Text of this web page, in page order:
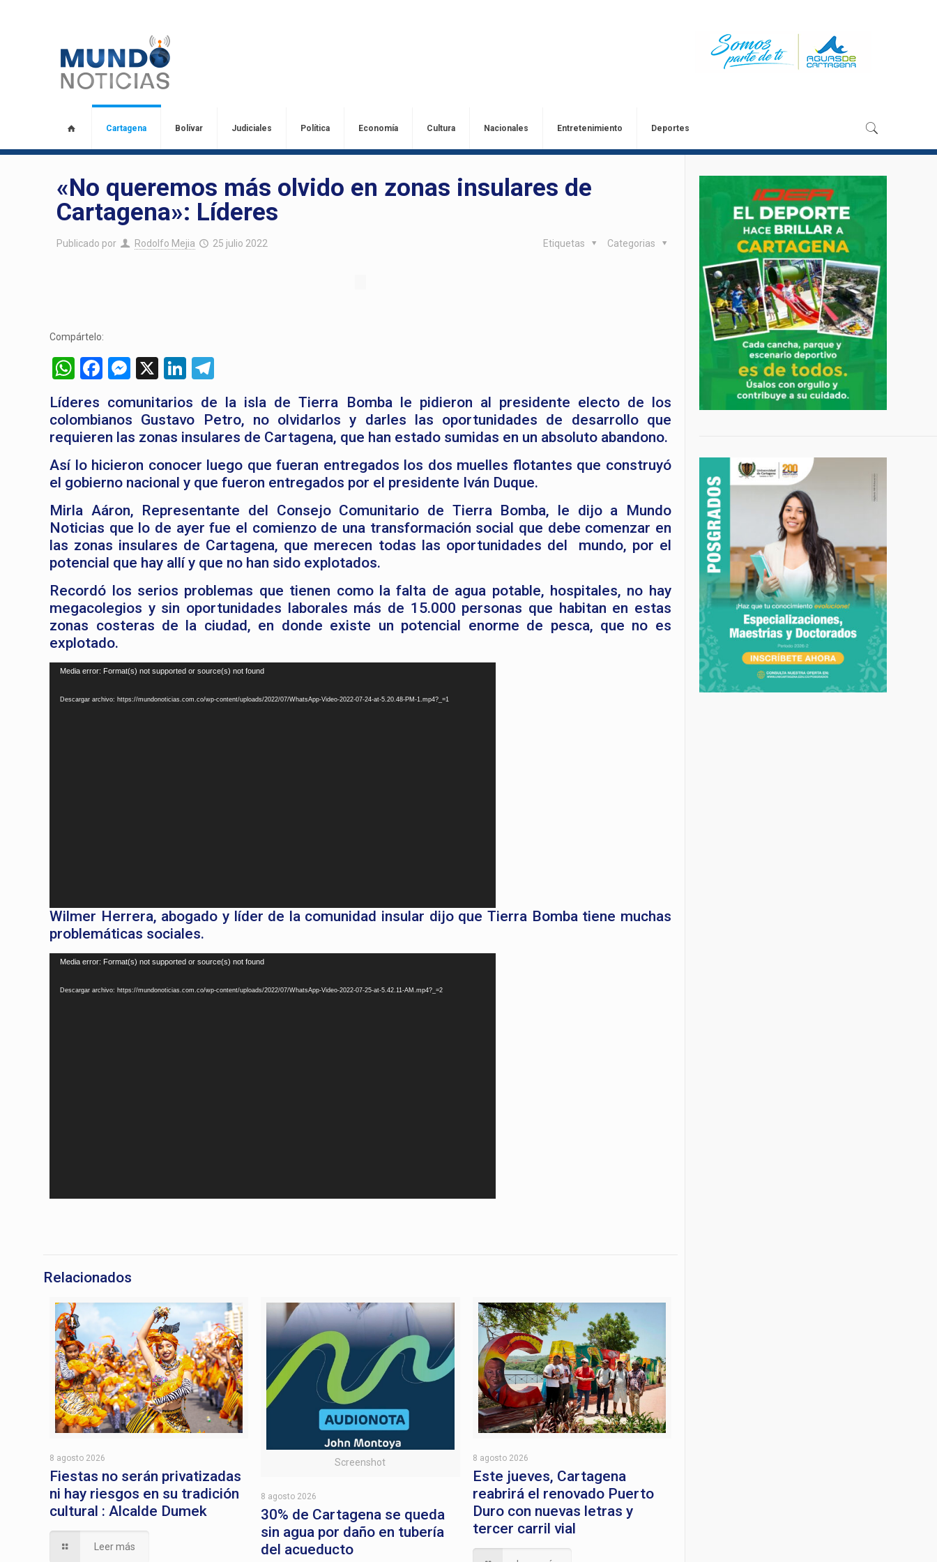
Cartagena Bolívar Judiciales Política Economía Cultura Nacionales Entretenimiento Deportes
«No queremos más olvido en zonas insulares de
Cartagena»: Líderes
Publicado por Rodolfo Mejia 25 julio 2022 Categorias
Etiquetas
Compártelo:
WhatsApp
Facebook
Messenger
X LinkedIn
Líderes comunitarios de la isla de Tierra Bomba le pidieron al presidente electo de los
colombianos Gustavo Petro, no olvidarlos y darles las oportunidades de desarrollo que
requieren las zonas insulares de Cartagena, que han estado sumidas en un absoluto abandono.
Así lo hicieron conocer luego que fueran entregados los dos muelles flotantes que construyó
el gobierno nacional y que fueron entregados por el presidente Iván Duque.
Mirla Aáron, Representante del Consejo Comunitario de Tierra Bomba, le dijo a Mundo
Noticias que lo de ayer fue el comienzo de una transformación social que debe comenzar en
las zonas insulares de Cartagena, que merecen todas las oportunidades del mundo, por el
potencial que hay allí y que no han sido explotados.
Recordó los serios problemas que tienen como la falta de agua potable, hospitales, no hay
megacolegios y sin oportunidades laborales más de 15.000 personas que habitan en estas
zonas costeras de la ciudad, en donde existe un potencial enorme de pesca, que no es
explotado.
Reproductor
vídeo
Media error: Format(s) not supported or source(s) not found
Descargar archivo: https://mundonoticias.com.co/wp-content/uploads/2022/07/WhatsApp-Video-2022-07-24-at-5.20.48-PM-1.mp4?_=1
Wilmer Herrera, abogado y líder de la comunidad insular dijo que Tierra Bomba tiene muchas
problemáticas sociales.
Reproductor
vídeo
Media error: Format(s) not supported or source(s) not found
Descargar archivo: https://mundonoticias.com.co/wp-content/uploads/2022/07/WhatsApp-Video-2022-07-25-at-5.42.11-AM.mp4?_=2
Relacionados
8 agosto 2026
Fiestas no serán privatizadas
ni hay riesgos en su tradición
cultural : Alcalde Dumek
Leer más
Screenshot
8 agosto 2026
30% de Cartagena se queda
sin agua por daño en tubería
del acueducto
8 agosto 2026
Este jueves, Cartagena
reabrirá el renovado Puerto
Duro con nuevas letras y
tercer carril vial